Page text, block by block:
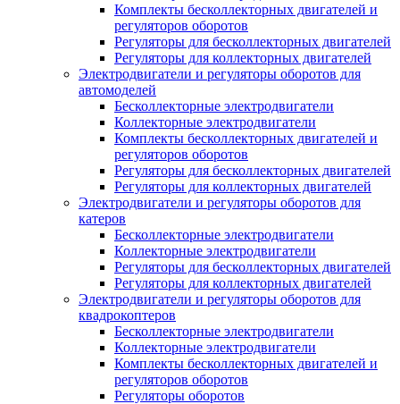
Комплекты бесколлекторных двигателей и
регуляторов оборотов
Регуляторы для бесколлекторных двигателей
Регуляторы для коллекторных двигателей
Электродвигатели и регуляторы оборотов для
автомоделей
Бесколлекторные электродвигатели
Коллекторные электродвигатели
Комплекты бесколлекторных двигателей и
регуляторов оборотов
Регуляторы для бесколлекторных двигателей
Регуляторы для коллекторных двигателей
Электродвигатели и регуляторы оборотов для
катеров
Бесколлекторные электродвигатели
Коллекторные электродвигатели
Регуляторы для бесколлекторных двигателей
Регуляторы для коллекторных двигателей
Электродвигатели и регуляторы оборотов для
квадрокоптеров
Бесколлекторные электродвигатели
Коллекторные электродвигатели
Комплекты бесколлекторных двигателей и
регуляторов оборотов
Регуляторы оборотов